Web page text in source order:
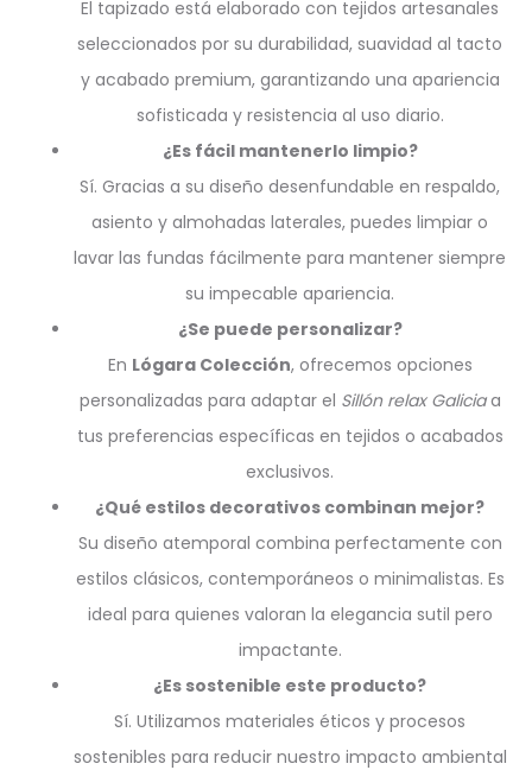
El tapizado está elaborado con tejidos artesanales
seleccionados por su durabilidad, suavidad al tacto
y acabado premium, garantizando una apariencia
sofisticada y resistencia al uso diario.
¿Es fácil mantenerlo limpio?
Sí. Gracias a su diseño desenfundable en respaldo,
asiento y almohadas laterales, puedes limpiar o
lavar las fundas fácilmente para mantener siempre
su impecable apariencia.
¿Se puede personalizar?
En Lógara Colección, ofrecemos opciones
personalizadas para adaptar el Sillón relax Galiciaa
tus preferencias específicas en tejidos o acabados
exclusivos.
¿Qué estilos decorativos combinan mejor?
Su diseño atemporal combina perfectamente con
estilos clásicos, contemporáneos o minimalistas. Es
ideal para quienes valoran la elegancia sutil pero
impactante.
¿Es sostenible este producto?
Sí. Utilizamos materiales éticos y procesos
sostenibles para reducir nuestro impacto ambiental